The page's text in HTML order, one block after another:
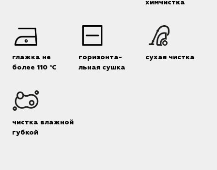
химчистка
глажка не
более 110 °C
горизонта-
льная сушка
сухая чистка
чистка влажной
губкой